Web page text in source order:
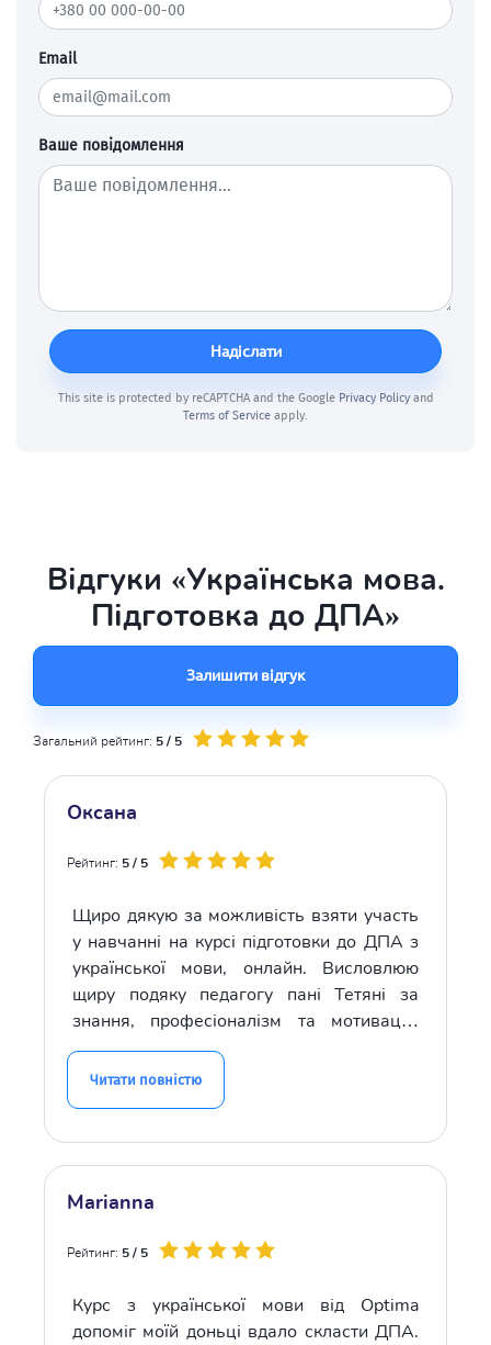
Email
Ваше повідомлення
Надіслати
This site is protected by reCAPTCHA and the Google Privacy Policyand
Terms of Service apply.
Відгуки «Українська мова.
Підготовка до ДПА»
Залишити відгук
Загальний рейтинг: 5 / 5
Оксана
Рейтинг: 5 / 5
Щиро дякую за можливість взяти участь
у навчанні на курсі підготовки до ДПА з
української мови, онлайн. Висловлюю
щиру подяку педагогу пані Тетяні за
знання, професіоналізм та мотивацію
мого сина, а також дякую пані Ірині
менеджерці, яка супроводжує курс ДПА-
за організацію, контроль навчання та
а головне - результативним. Дякую, що
успішність. Радію, що зупинила свій вибір
Читати повністю
Marianna
Рейтинг: 5 / 5
Курс з української мови від Optima
допоміг моїй доньці вдало скласти ДПА.